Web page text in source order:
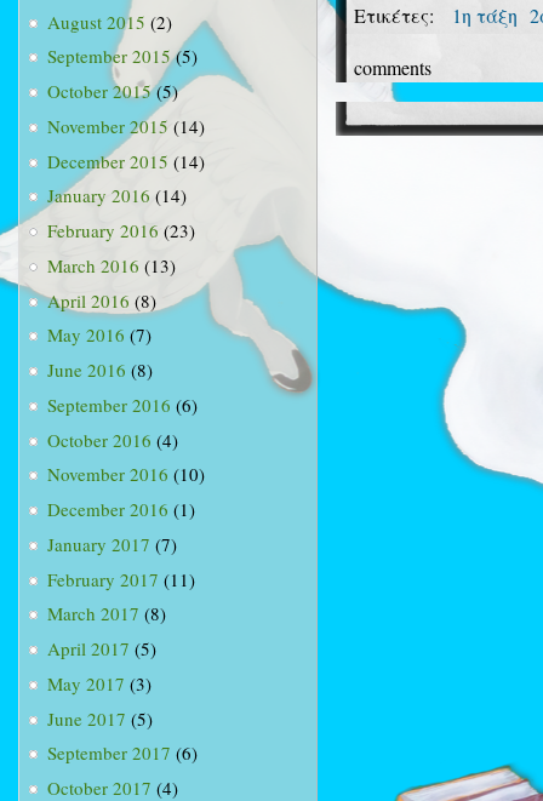
August 2015 (2)
September 2015(5)
October 2015(5)
November 2015 (14)
December 2015 (14)
January 2016 (14)
February 2016 (23)
March 2016 (13)
April 2016 (8)
May 2016 (7)
June 2016 (8)
September 2016 (6)
October 2016 (4)
November 2016 (10)
December 2016 (1)
January 2017 (7)
February 2017 (11)
March 2017 (8)
April 2017 (5)
May 2017 (3)
June 2017 (5)
September 2017 (6)
October 2017 (4)
Ετικέτες:
1η τάξη
comments